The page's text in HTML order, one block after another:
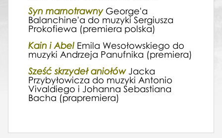
Syn marnotrawnyGeorge'a
Balanchine'a do muzyki Sergiusza
Prokofiewa (premiera polska)
Kain i Abel Emila Wesołowskiego do
muzyki Andrzeja Panufnika (premiera)
Sześć skrzydeł aniołówJacka
Przybyłowicza do muzyki Antonio
Vivaldiego i Johanna Sebastiana
Bacha (prapremiera)